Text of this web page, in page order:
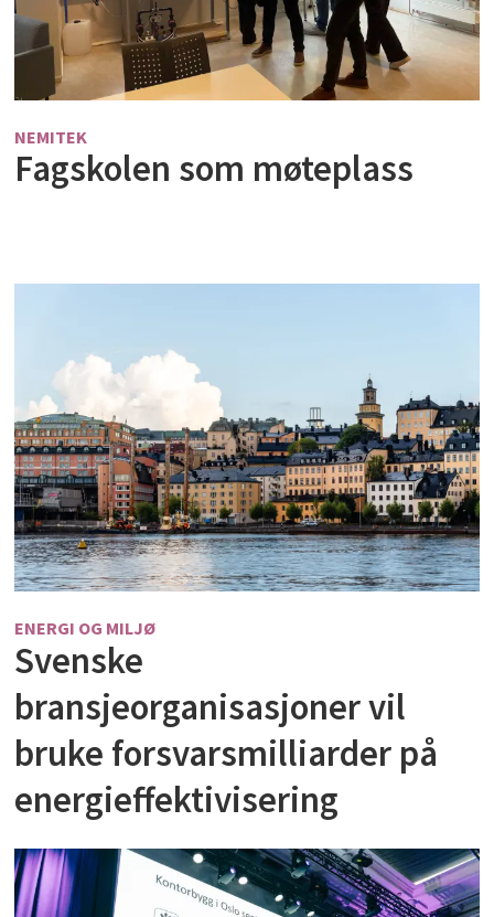
NEMITEK
Fagskolen som møteplass
ENERGI OG MILJØ
Svenske
bransjeorganisasjoner vil
bruke forsvarsmilliarder på
energieffektivisering